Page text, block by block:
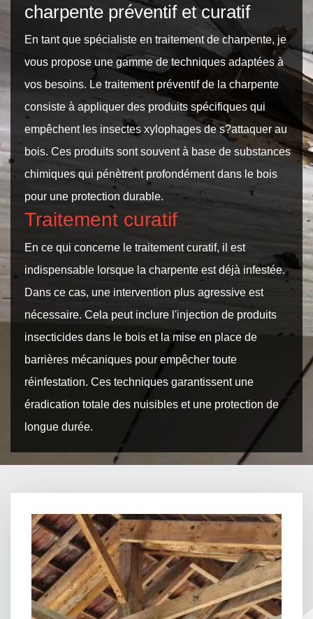
charpente préventif et curatif
En tant que spécialiste en traitement de charpente, je
vous propose une gamme de techniques adaptées à
vos besoins. Le traitement préventif de la charpente
consiste à appliquer des produits spécifiques qui
empêchent les insectes xylophages de s?attaquer au
bois. Ces produits sont souvent à base de substances
chimiques qui pénètrent profondément dans le bois
pour une protection durable.
Traitement curatif
En ce qui concerne le traitement curatif, il est
indispensable lorsque la charpente est déjà infestée.
Dans ce cas, une intervention plus agressive est
nécessaire. Cela peut inclure l'injection de produits
insecticides dans le bois et la mise en place de
barrières mécaniques pour empêcher toute
réinfestation. Ces techniques garantissent une
éradication totale des nuisibles et une protection de
longue durée.